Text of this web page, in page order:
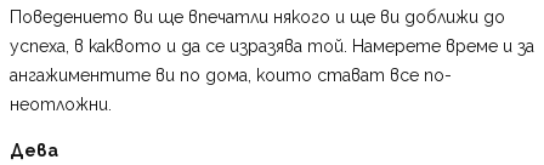
Поведението ви ще впечатли някого и ще ви доближи до
успеха, в каквото и да се изразява той. Намерете време и за
ангажиментите ви по дома, които стават все по-
неотложни.
Дева